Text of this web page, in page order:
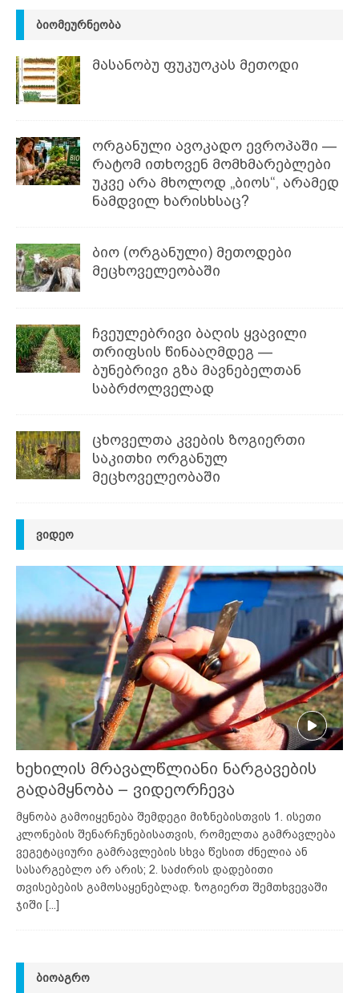
ᲑᲘᲝᲛᲔᲣᲠᲜᲔᲝᲑᲐ
მასანობუ ფუკუოკას მეთოდი
ორგანული ავოკადო ევროპაში —
რატომ ითხოვენ მომხმარებლები
უკვე არა მხოლოდ „ბიოს“, არამედ
ნამდვილ ხარისხსაც?
ბიო (ორგანული) მეთოდები
მეცხოველეობაში
ჩვეულებრივი ბაღის ყვავილი
თრიფსის წინააღმდეგ —
ბუნებრივი გზა მავნებელთან
საბრძოლველად
ცხოველთა კვების ზოგიერთი
საკითხი ორგანულ
მეცხოველეობაში
ᲕᲘᲓᲔᲝ
ხეხილის მრავალწლიანი ნარგავების
გადამყნობა – ვიდეორჩევა
მყნობა გამოიყენება შემდეგი მიზნებისთვის 1. ისეთი
კლონების შენარჩუნებისათვის, რომელთა გამრავლება
ვეგეტაციური გამრავლების სხვა წესით ძნელია ან
სასარგებლო არ არის; 2. საძირის დადებითი
თვისებების გამოსაყენებლად. ზოგიერთ შემთხვევაში
ჯიში [...]
ᲑᲘᲝᲐᲒᲠᲝ